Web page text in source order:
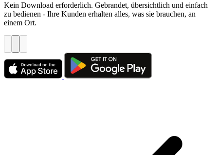
Kein Download erforderlich. Gebrandet, übersichtlich und einfach
zu bedienen - Ihre Kunden erhalten alles, was sie brauchen, an
einem Ort.